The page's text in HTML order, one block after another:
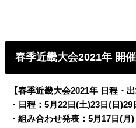
春季近畿大会2021年 開
【春季近畿大会2021年 日程・出
・日程：5月22日(土)23日(日
・組み合わせ発表：5月17日(月)